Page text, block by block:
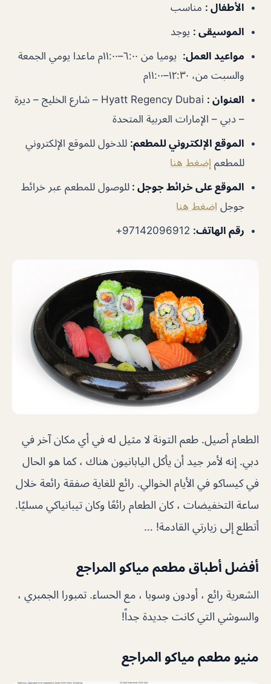
الأطفال : مناسب
الموسيقى : يوجد
مواعيد العمل:
يوميا من ٦:٠٠–١١:٠٠م ماعدا يومي الجمعة
والسبت من، ١٢:٣٠–
١١:٠٠م
العنوان :
Hyatt Regency Dubai – شارع الخليج – ديرة
– دبي – الإمارات العربية المتحدة
الموقع الإلكتروني للمطعم: للدخول للموقع الإلكتروني
للمطعم إضغط هنا
الموقع على خرائط جوجل : للوصول للمطعم عبر خرائط
جوجل اضغط هنا
رقم الهاتف:
الطعام أصيل. طعم التونة لا مثيل له في أي مكان آخر في
دبي. إنه لأمر جيد أن يأكل اليابانيون هناك ، كما هو الحال
في كيساكو في الأيام الخوالي. رائع للغاية صفقة رائعة خلال
ساعة التخفيضات ، كان الطعام رائعًا وكان تيبانياكي مسليًا.
أتطلع إلى زيارتي القادمة! …
أفضل أطباق مطعم مياكو المراجع
الشعرية رائع ، أودون وسوبا ، مع الحساء. تمبورا الجمبري ،
والسوشي التي كانت جديدة جداً!
منيو مطعم مياكو المراجع